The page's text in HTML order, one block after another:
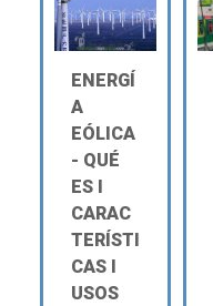
ENERGÍ
A
EÓLICA
- QUÉ
ES Ι
CARAC
TERÍSTI
CAS Ι
USOS